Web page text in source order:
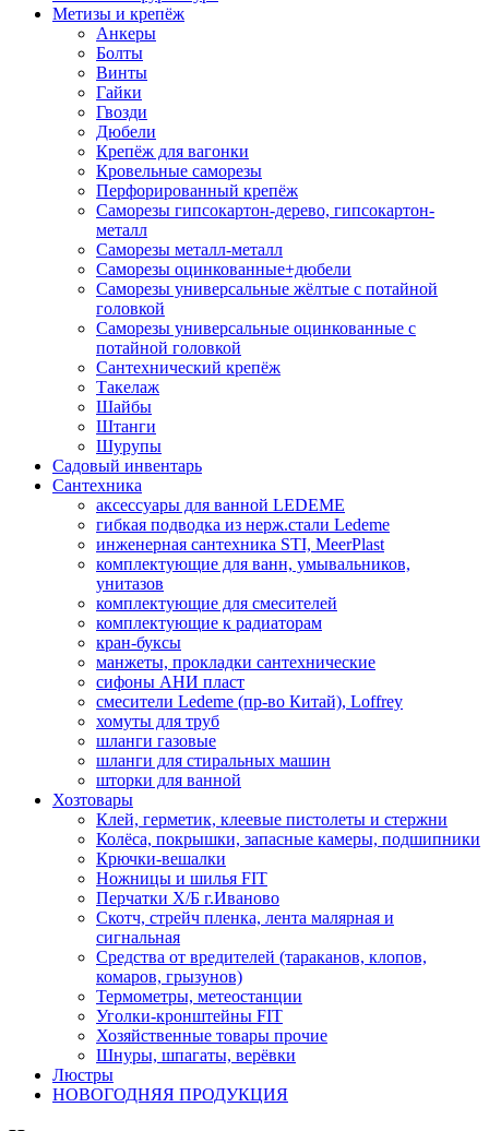
Метизы и крепёж
Анкеры
Болты
Винты
Гайки
Гвозди
Дюбели
Крепёж для вагонки
Кровельные саморезы
Перфорированный крепёж
Саморезы гипсокартон-дерево, гипсокартон-
металл
Саморезы металл-металл
Саморезы оцинкованные+дюбели
Саморезы универсальные жёлтые с потайной
головкой
Саморезы универсальные оцинкованные с
потайной головкой
Сантехнический крепёж
Такелаж
Шайбы
Штанги
Шурупы
Садовый инвентарь
Сантехника
аксессуары для ванной LEDEME
гибкая подводка из нерж.стали Ledeme
инженерная сантехника STI, MeerPlast
комплектующие для ванн, умывальников,
унитазов
комплектующие для смесителей
комплектующие к радиаторам
кран-буксы
манжеты, прокладки сантехнические
сифоны АНИ пласт
смесители Ledeme (пр-во Китай), Loffrey
хомуты для труб
шланги газовые
шланги для стиральных машин
шторки для ванной
Хозтовары
Клей, герметик, клеевые пистолеты и стержни
Колёса, покрышки, запасные камеры, подшипники
Крючки-вешалки
Ножницы и шилья FIT
Перчатки Х/Б г.Иваново
Скотч, стрейч пленка, лента малярная и
сигнальная
Средства от вредителей (тараканов, клопов,
комаров, грызунов)
Термометры, метеостанции
Уголки-кронштейны FIT
Хозяйственные товары прочие
Шнуры, шпагаты, верёвки
Люстры
НОВОГОДНЯЯ ПРОДУКЦИЯ